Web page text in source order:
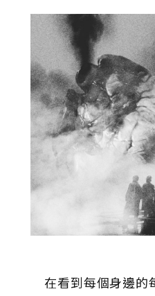
在看到每個身邊的